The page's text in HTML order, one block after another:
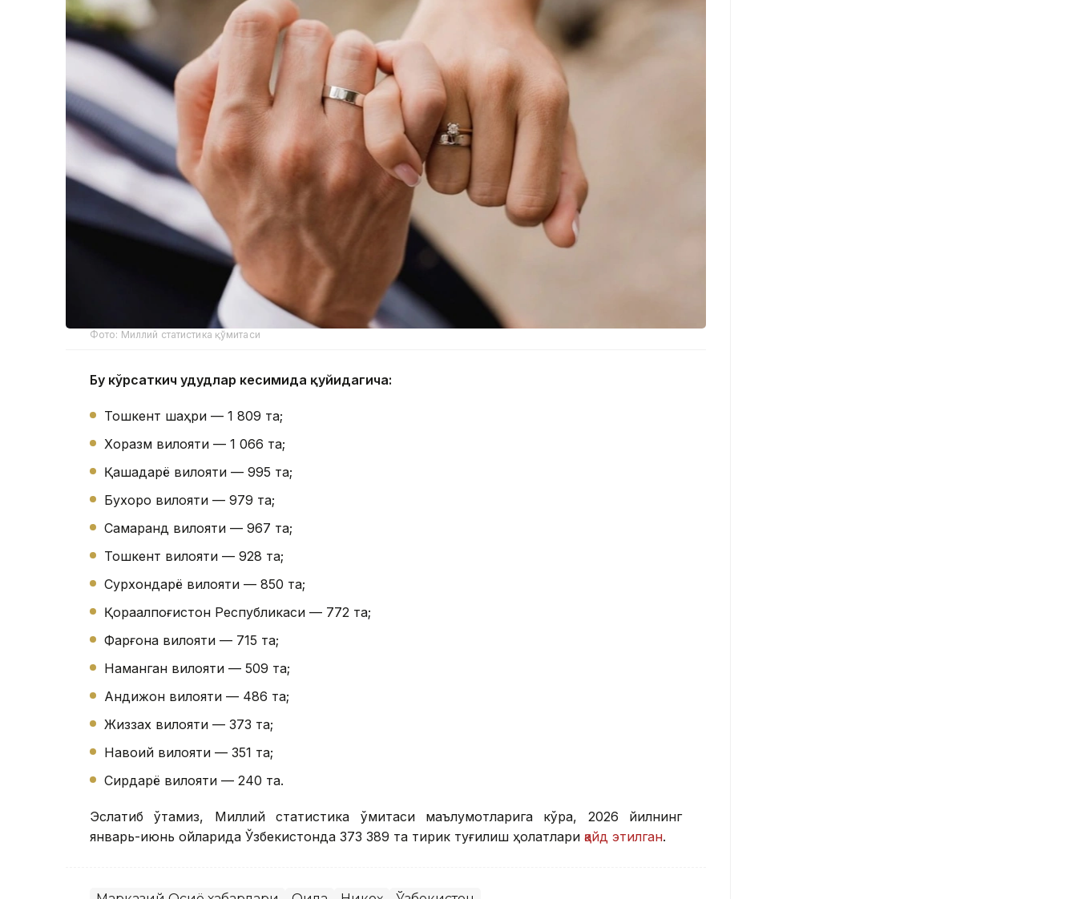
Фото: Миллий статистика қўмитаси
Бу кўрсаткич ҳудудлар кесимида қуйидагича:
Тошкент шаҳри — 1 809 та;
Хоразм вилояти — 1 066 та;
Қашқадарё вилояти — 995 та;
Бухоро вилояти — 979 та;
Самарқанд вилояти — 967 та;
Тошкент вилояти — 928 та;
Сурхондарё вилояти — 850 та;
Қорақалпоғистон Республикаси — 772 та;
Фарғона вилояти — 715 та;
Наманган вилояти — 509 та;
Андижон вилояти — 486 та;
Жиззах вилояти — 373 та;
Навоий вилояти — 351 та;
Сирдарё вилояти — 240 та.
Эслатиб ўтамиз, Миллий статистика қўмитаси маълумотларига кўра, 2026 йилнинг
январь-июнь ойларида Ўзбекистонда 373 389 та тирик туғилиш ҳолатлари қайд этилган.